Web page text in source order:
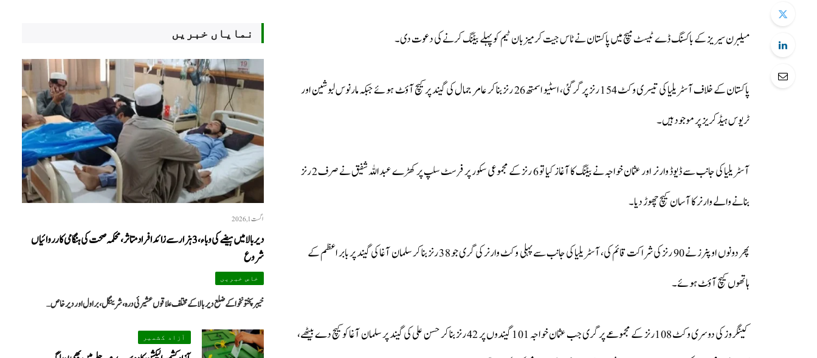
میلبرن سیریز کے باکسنگ ڈے ٹیسٹ میچ میں پاکستان نے ٹاس جیت کر میزبان ٹیم کو پہلے بیٹنگ کرنے کی دعوت دی۔
پاکستان کے خلاف آسٹریلیا کی تیسری وکٹ 154 رنز پر گر گئی، اسٹیو اسمتھ 26 رنز بنا کر عامر جمال کی گیند پر کیچ آؤٹ ہوئے جبکہ مارنوس لبوشین اور
ٹریوس ہیڈ کریز پر موجود ہیں۔
آسٹریلیا کی جانب سے ڈیوڈ وارنر اور عثمان خواجہ نے بیٹنگ کا آغاز کیا تو 6 رنز کے مجموعی سکور پر فرسٹ سلپ پر کھڑے عبداللہ شفیق نے صرف 2 رنز
بنانے والے وارنر کا آسان کیچ چھوڑ دیا۔
پھر دونوں اوپنرز نے 90 رنز کی شراکت قائم کی، آسٹریلیا کی جانب سے پہلی وکٹ وارنر کی گری جو 38 رنز بنا کر سلمان آغا کی گیند پر بابر اعظم کے
ہاتھوں کیچ آؤٹ ہوئے۔
کینگروز کی دوسری وکٹ 108رنز کے مجموعے پر گری جب عثمان خواجہ 101 گیندوں پر 42 رنز بنا کر حسن علی کی گیند پر سلمان آغا کو کیچ دے بیٹھے،
نمایاں خبریں
اگست 1, 2026
دیر بالا میں ہیضے کی وباء، 3 ہزار سے زائد افراد متاثر، محکمہ صحت کی ہنگامی کارروائیاں
شروع
خاص خبریں
خیبرپختونخوا کے ضلع دیر بالا کے مختلف علاقوں عشیرئی درہ، شرینگل، براول اور دیر خاص…
آزاد کشمیر